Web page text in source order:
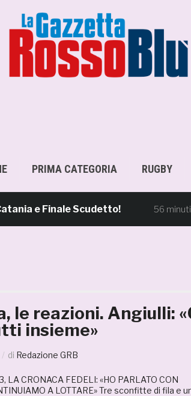
PRIMA CATEGORIA RUGBY
e Finale Scudetto! 56 minuti fa
le reazioni. Angiulli:
insieme»
di Redazione GRB
LA CRONACA FEDELI: «HO PARLATO CON
A LOTTARE» Tre sconfitte di fila e